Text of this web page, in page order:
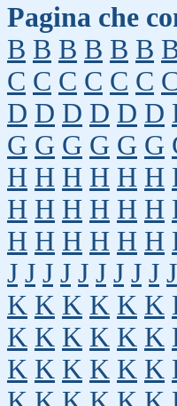
Pagina che
B B B B B B
C C C C C C
D D D D D D
G G G G G G
H H H H H H
H H H H H H
H H H H H H
J J J J J J J J J J
K K K K K K
K K K K K K
K K K K K K